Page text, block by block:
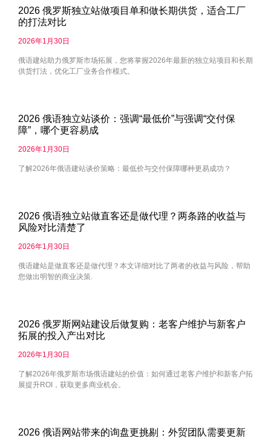
2026 俄罗斯独立站做项目单和做长期供货，适合工厂
的打法对比
2026年1月30日
俄语建站助力俄罗斯市场拓展，您将掌握2026年最新的独立站项目和长期
供货打法，优化工厂业务合作模式。
2026 俄语独立站谈价：强调“最低价”与强调“交付保
障”，哪个更容易成
2026年1月30日
了解2026年俄语建站谈价策略：最低价与交付保障哪种更易成功？
2026 俄语独立站做直客还是做代理？两条路的收益与
风险对比清楚了
2026年1月30日
俄语建站是做直客还是做代理？本文详细对比了两者的收益与风险，帮助
您做出明智的商业决策.
2026 俄罗斯网站建设后做复购：老客户维护与新客户
拓展的投入产出对比
2026年1月30日
了解2026年俄罗斯市场俄语建站的价值：如何通过老客户维护和新客户拓
展提升ROI，获取更多商业机会。
2026 俄语网站带来的询盘更挑剔：外贸团队需要更新